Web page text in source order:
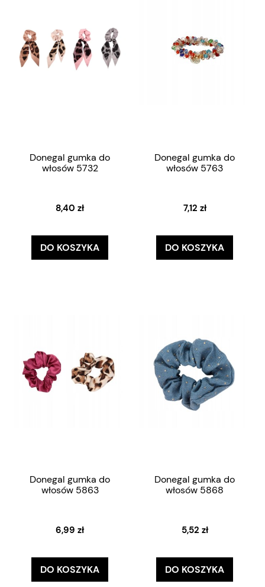
Donegal gumka do
włosów 5732
8,40 zł
DO KOSZYKA
Donegal gumka do
włosów 5763
7,12 zł
DO KOSZYKA
Donegal gumka do
włosów 5863
6,99 zł
DO KOSZYKA
Donegal gumka do
włosów 5868
5,52 zł
DO KOSZYKA